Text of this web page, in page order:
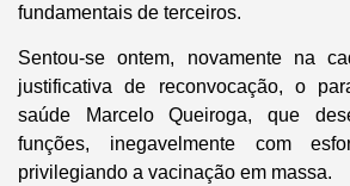
fundamentais de terceiros.
Sentou-se ontem, novamente na
justificativa de reconvocação, o
saúde Marcelo Queiroga, que
funções, inegavelmente com
privilegiando a vacinação em massa.